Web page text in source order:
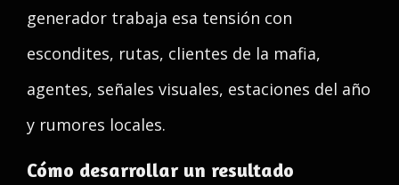
generador trabaja esa tensión con
escondites, rutas, clientes de la mafia,
agentes, señales visuales, estaciones del año
y rumores locales.
Cómo desarrollar un resultado